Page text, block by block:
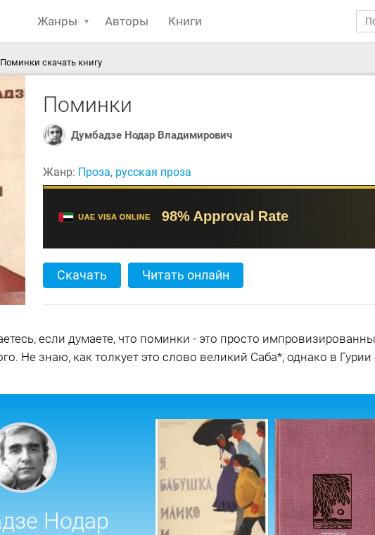
Жанры Авторы Книги
Поминки скачать книгу
Поминки
Думбадзе Нодар Владимирович
Жанр: Проза, русская проза
Скачать Читать онлайн
если думаете, что поминки - это просто
Не знаю, как толкует это слово великий Саба*, однако в
Нодар